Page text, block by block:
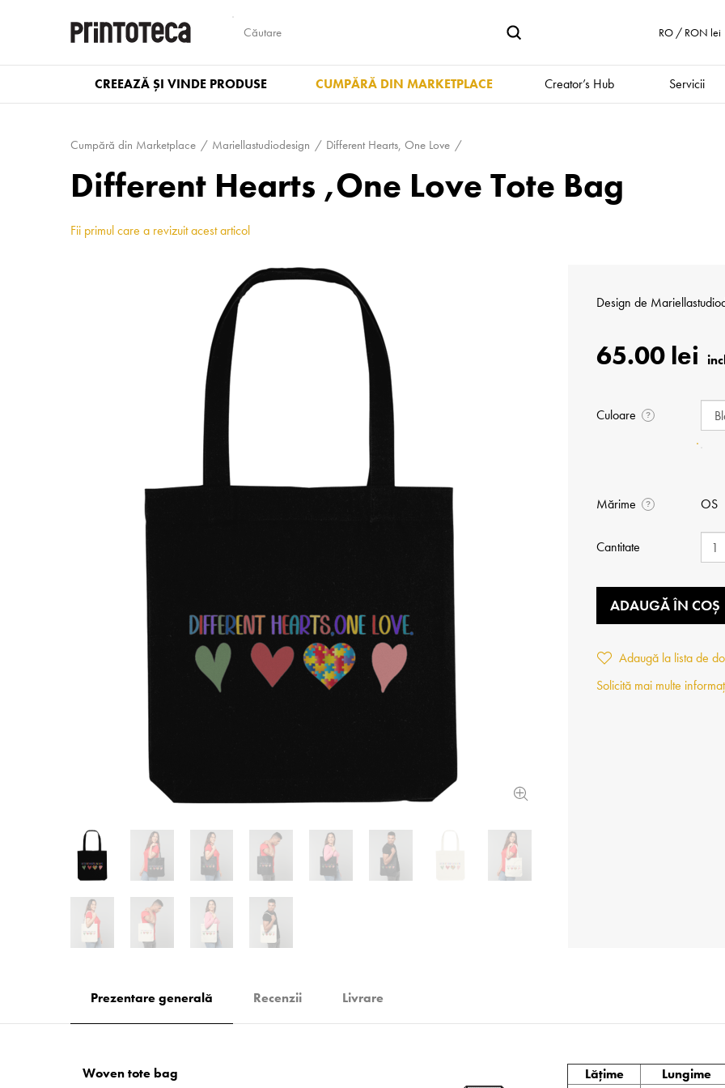
RO / RON lei
CREEAZĂ ȘI VINDE PRODUSE CUMPĂRĂ DIN MARKETPLACE Creator’s Hub Servicii
Cumpără din Marketplace Mari­el­las­tudi­odesign Different Hearts, One Love
Different Hearts ,One Love Tote Bag
Fii primul care a revizuit acest articol
Design de
65.00 lei
Culoare ?
Mărime ? OS
Cantitate
ADAUGĂ ÎN COȘ
Adaugă la lista de
Solicită mai multe
Prezentare generală Recenzii Livrare
Woven tote bag Lățime Lungime